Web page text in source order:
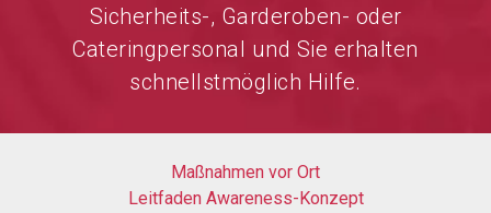
Sicherheits-, Garderoben- oder
Cateringpersonal und Sie erhalten
schnellstmöglich Hilfe.
Maßnahmen vor Ort
Leitfaden Awareness-Konzept